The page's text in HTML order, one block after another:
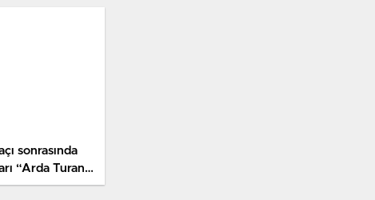
sonrasında
“Arda Turan”